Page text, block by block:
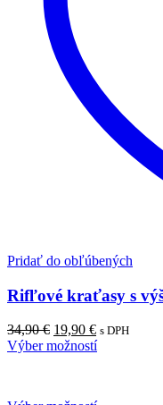
Pridať do obľúbených
Rifľové kraťasy s
34,90€ Pôvodná
cena
19,90 €Aktuálna
cena
s DPH
Výber možností